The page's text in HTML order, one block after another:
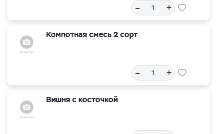
– +
Компотная смесь 2 сорт
– +
Вишня с косточкой